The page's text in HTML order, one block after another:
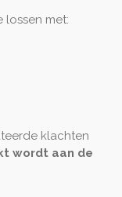
lossen met:
klachten
wordt aan de